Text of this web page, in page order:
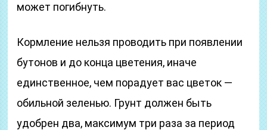
может погибнуть.
Кормление нельзя проводить при появлении
бутонов и до конца цветения, иначе
единственное, чем порадует вас цветок —
обильной зеленью. Грунт должен быть
удобрен два, максимум три раза за период